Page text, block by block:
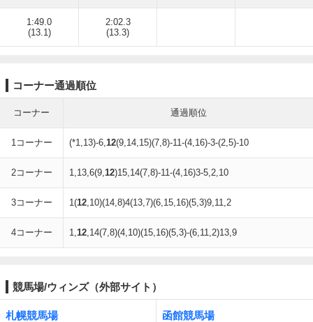
1:49.0
(13.1)
2:02.3
(13.3)
コーナー通過順位
コーナー 通過順位
1コーナー (*1,13)-6,12(9,14,15)(7,8)-11-(4,16)-3-(2,5)-10
2コーナー 1,13,6(9,12)15,14(7,8)-11-(4,16)3-5,2,10
3コーナー 1(12,10)(14,8)4(13,7)(6,15,16)(5,3)9,11,2
4コーナー 1,12,14(7,8)(4,10)(15,16)(5,3)-(6,11,2)13,9
競馬場/ウィンズ（外部サイト）
札幌競馬場 函館競馬場